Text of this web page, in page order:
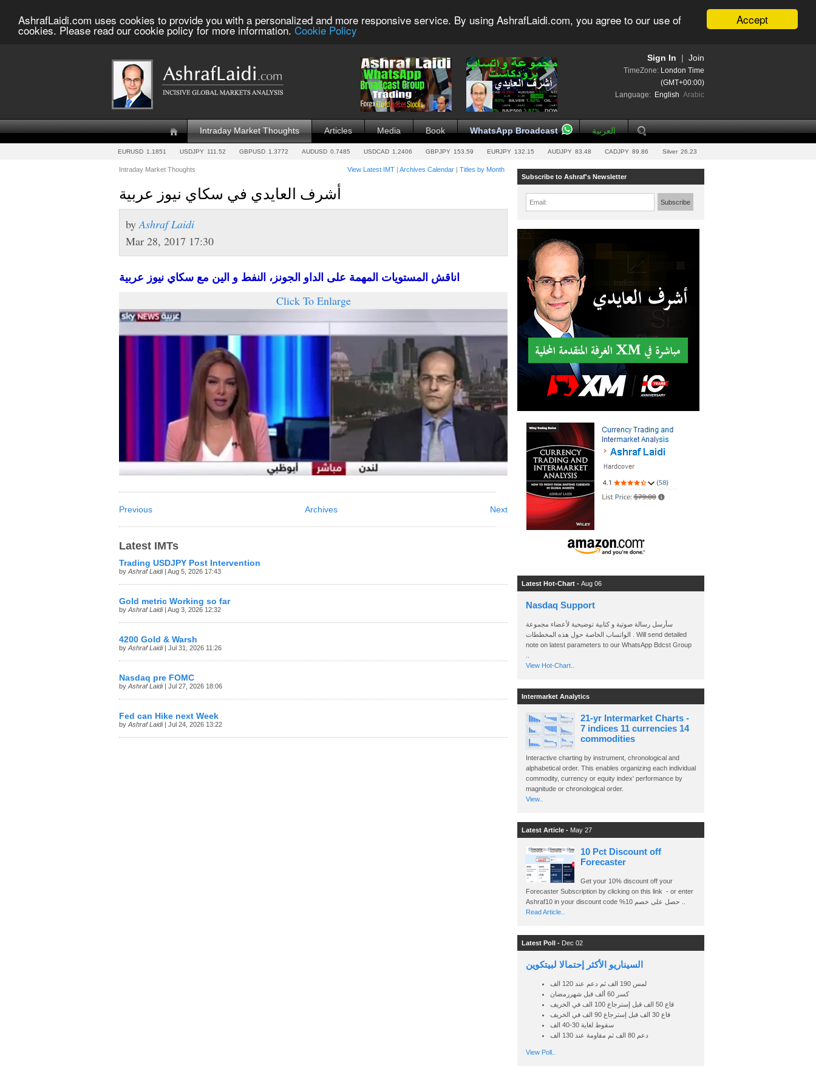
Accept
AshrafLaidi.com uses cookies to provide you with a personalized and more responsive service. By using AshrafLaidi.com, you agree to our use of
cookies. Please read our cookie policy for more information. Cookie Policy
Join
Sign In
TimeZone: London Time
(GMT+00:00)
Language: English Arabic
Intraday Market Thoughts Articles Media Book WhatsApp Broadcast العربية
EURUSD 1.1851 USDJPY 111.52 GBPUSD 1.3772 AUDUSD 0.7485 USDCAD 1.2406 GBPJPY 153.59 EURJPY 132.15 AUDJPY 83.48 CADJPY 89.86 Silver 26.23
Intraday Market Thoughts View Latest IMT | Archives Calendar | Titles by Month
أشرف العايدي في سكاي نيوز عربية
byAshraf Laidi
Mar 28, 2017 17:30
اناقش المستويات المهمة على الداو الجونز، النفط و الين مع سكاي نيوز عربية
Click To Enlarge
Previous Next
Archives
Latest IMTs
Trading USDJPY Post Intervention
by Ashraf Laidi| Aug 5, 2026 17:43
Gold metric Working so far
by Ashraf Laidi| Aug 3, 2026 12:32
4200 Gold & Warsh
by Ashraf Laidi| Jul 31, 2026 11:26
Nasdaq pre FOMC
by Ashraf Laidi| Jul 27, 2026 18:06
Fed can Hike next Week
by Ashraf Laidi| Jul 24, 2026 13:22
Subscribe to Ashraf's Newsletter
Email: Subscribe
Latest Hot-Chart - Aug 06
Nasdaq Support
سأرسل رسالة صوتية و كتابية توضيحية لأعضاء مجموعة
الواتساب الخاصة حول هذه المخططات . Will send detailed
note on latest parameters to our WhatsApp Bdcst Group
View Hot-Chart..
Intermarket Analytics
21-yr Intermarket Charts -
7 indices 11 currencies 14
commodities
Interactive charting by instrument, chronological and
alphabetical order. This enables organizing each individual
commodity, currency or equity index' performance by
magnitude or chronological order.
View..
Latest Article - May 27
10 Pct Discount off
Forecaster
Get your 10% discount off your
Forecaster Subscription by clicking on this link - or enter
Read Article..
Latest Poll - Dec 02
السيناريو الأكثر إحتمالا لبيتكوين
لمس 190 الف ثم دعم عند 120 الف
كسر 60 ألف قبل شهررمضان
قاع 50 الف قبل إسترجاع 100 الف في الخريف
قاع 30 الف قبل إسترجاع 90 الف في الخريف
سقوط لغاية 30-40 الف
دعم 80 الف ثم مقاومة عند 130 الف
View Poll..